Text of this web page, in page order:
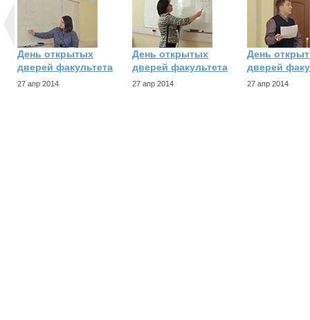
День открытых
дверей факультета
27 апр 2014
День открытых
дверей факультета
27 апр 2014
День
дверей
27 апр 2014